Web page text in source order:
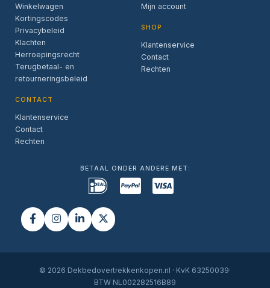
Winkelwagen
Kortingscodes
Privacybeleid
Klachten
Herroepingsrecht
Terugbetaal- en
retourneringsbeleid
CONTACT
Klantenservice
Contact
Rechten
Mijn account
SHOP
Klantenservice
Contact
Rechten
BETAAL ONDER ANDERE MET:
© 2026 Dekbedovertrekkenkopen.nl · KvK 63250039·
BTW NL002282516B89